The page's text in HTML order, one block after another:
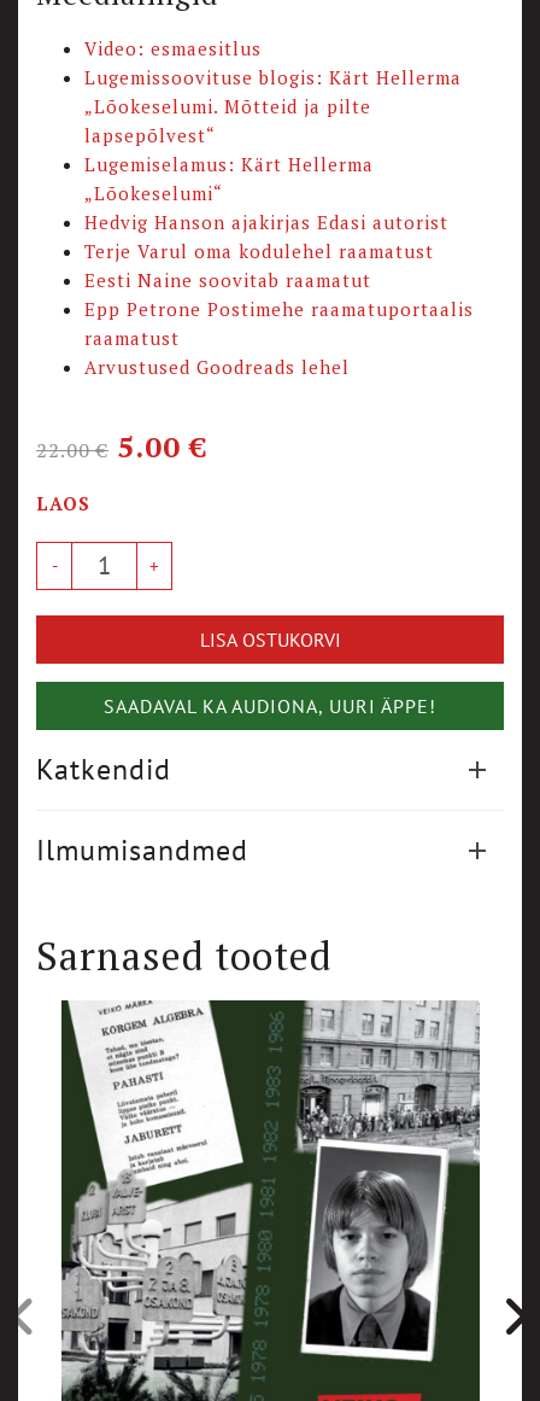
Video: esmaesitlus
Lugemissoovituse blogis: Kärt Hellerma
„Lõokeselumi. Mõtteid ja pilte
lapsepõlvest“
Lugemiselamus: Kärt Hellerma
„Lõokeselumi“
Hedvig Hanson ajakirjas Edasi autorist
Terje Varul oma kodulehel raamatust
Eesti Naine soovitab raamatut
Epp Petrone Postimehe raamatuportaalis
raamatust
Arvustused Goodreads lehel
22.00€ 5.00€
LAOS
LISA OSTUKORVI
SAADAVAL KA AUDIONA, UURI ÄPPE!
Katkendid
Ilmumisandmed
Sarnased tooted